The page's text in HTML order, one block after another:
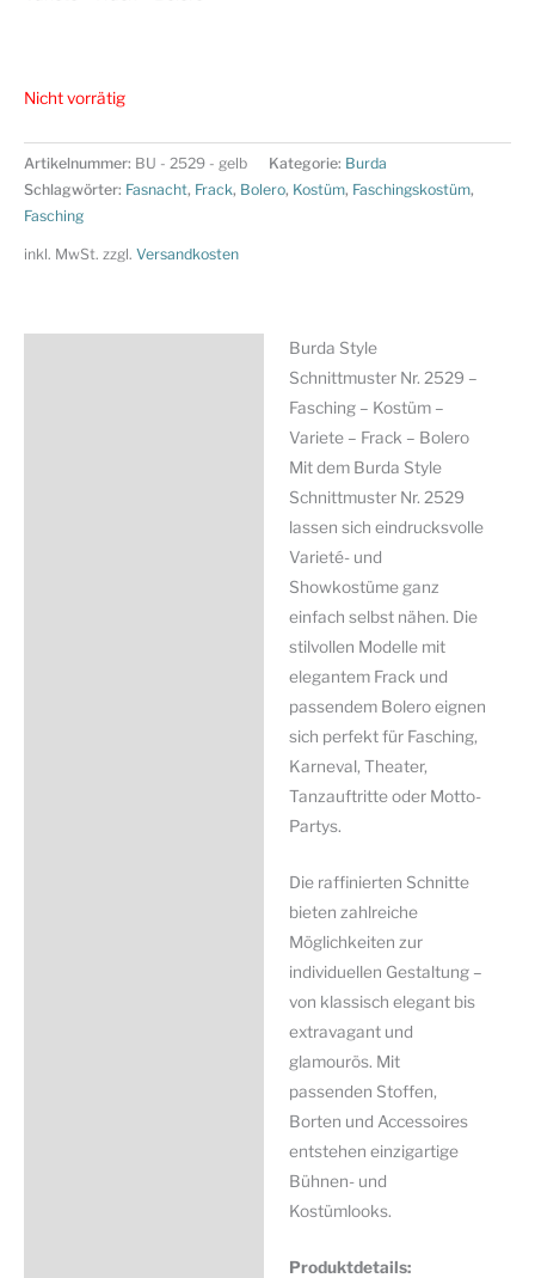
Nicht vorrätig
Artikelnummer: BU - 2529 - gelb Kategorie: Burda
Schlagwörter: Fasnacht, Frack, Bolero, Kostüm, Faschingskostüm,
Fasching
inkl. MwSt. zzgl. Versandkosten
Burda Style
Schnittmuster Nr. 2529 –
Fasching – Kostüm –
Variete – Frack – Bolero
Mit dem Burda Style
Schnittmuster Nr. 2529
lassen sich eindrucksvolle
Varieté- und
Showkostüme ganz
einfach selbst nähen. Die
stilvollen Modelle mit
elegantem Frack und
passendem Bolero eignen
sich perfekt für Fasching,
Karneval, Theater,
Tanzauftritte oder Motto-
Partys.
Die raffinierten Schnitte
bieten zahlreiche
Möglichkeiten zur
individuellen Gestaltung –
von klassisch elegant bis
extravagant und
glamourös. Mit
passenden Stoffen,
Borten und Accessoires
entstehen einzigartige
Bühnen- und
Kostümlooks.
Produktdetails: